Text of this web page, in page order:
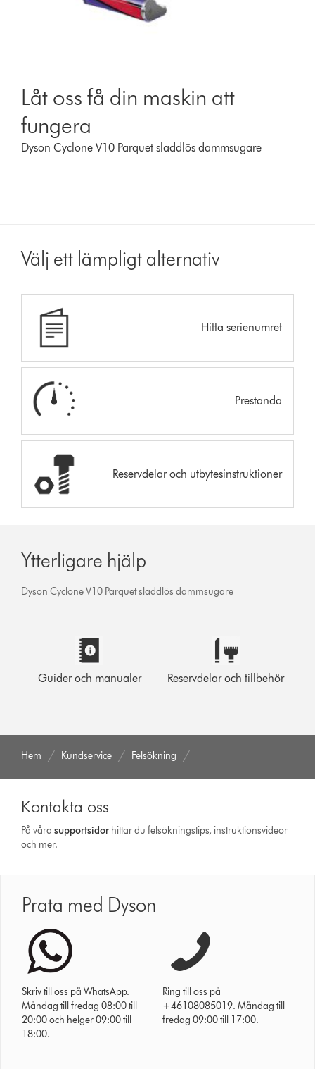
Låt oss få din maskin att
fungera
Dyson Cyclone V10 Parquet sladdlös dammsugare
Välj ett lämpligt alternativ
Hitta serienumret
Prestanda
Reservdelar och utbytesinstruktioner
Ytterligare hjälp
Dyson Cyclone V10 Parquet sladdlös dammsugare
Guider och manualer Reservdelar och tillbehör
Hem Kundservice Felsökning
Kontakta oss
På vårasupport­sidor hittar du felsökningstips, instruktionsvideor
och mer.
Prata med Dyson
Skriv till oss på WhatsApp.
Måndag till fredag 08:00 till
20:00 och helger 09:00 till
18:00.
Ring till oss på
+46108085019. Måndag till
fredag 09:00 till 17:00.